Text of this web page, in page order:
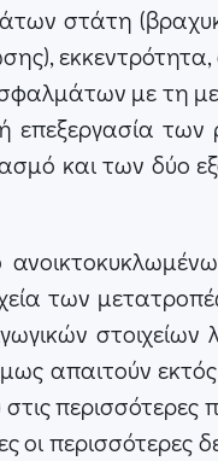
στάτη
με τη
επεξεργασία
και των δύο
των
στοιχείων
απαιτούν
περισσότερες
περισσότερες